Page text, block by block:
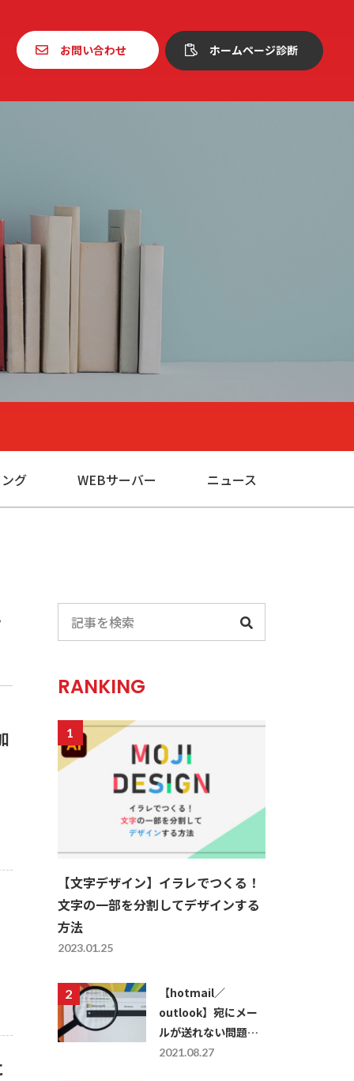
お問い合わせ ホームページ診断
グ WEBサーバー ニュース
RANKING
【文字デザイン】イラレでつくる！
文字の一部を分割してデザインする
方法
2023.01.25
【hotmail／
outlook】宛にメー
ルが送れない問題を
解決する方法
2021.08.27